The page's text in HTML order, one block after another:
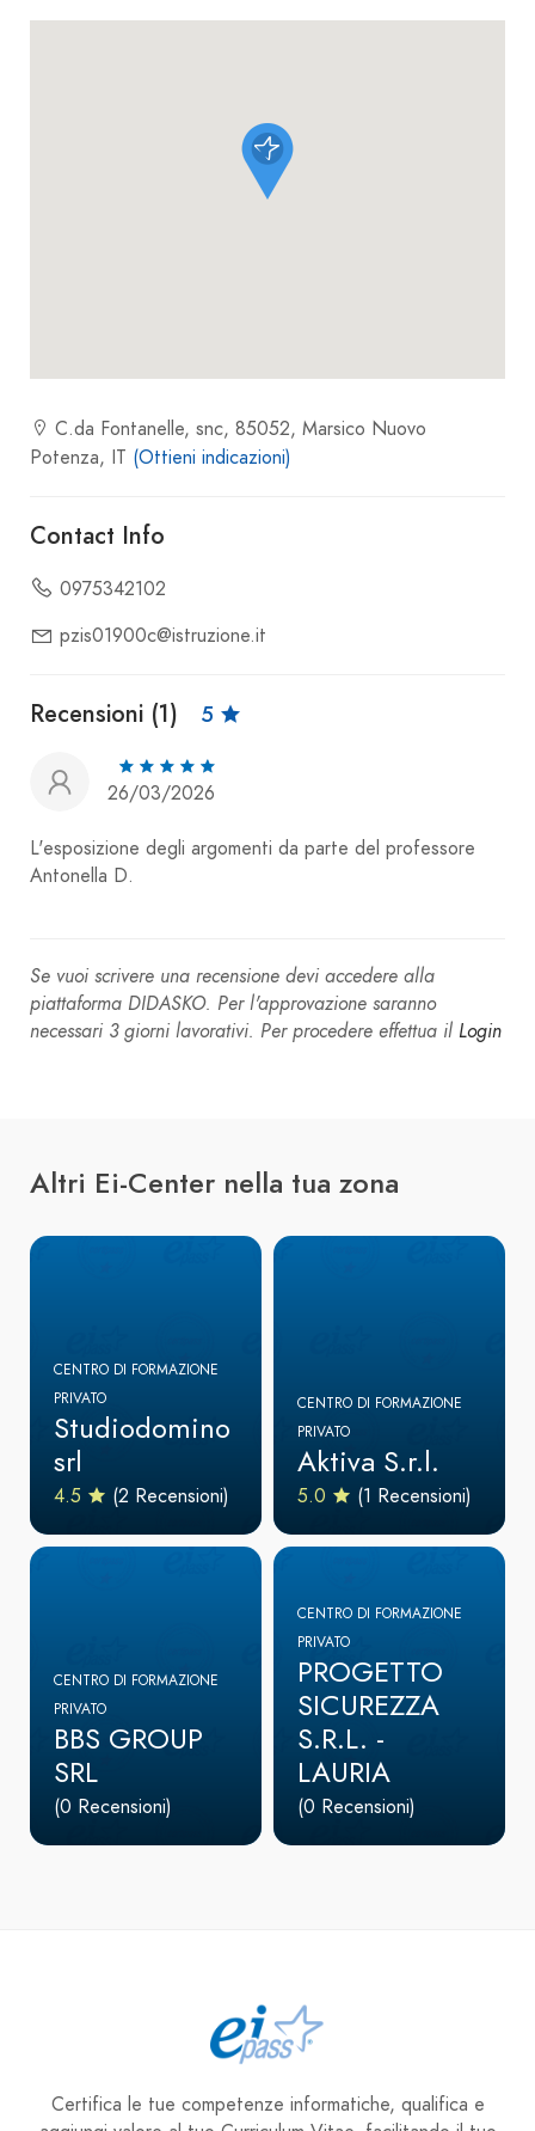
C.da Fontanelle, snc, 85052, Marsico Nuovo
Potenza, IT (Ottieni indicazioni)
Contact Info
0975342102
pzis01900c@istruzione.it
Recensioni (1) 5
26/03/2026
L'esposizione degli argomenti da parte del professore
Antonella D.
Se vuoi scrivere una recensione devi accedere alla
piattaforma DIDASKO. Per l'approvazione saranno
necessari 3 giorni lavorativi. Per procedere effettua il Login
Altri Ei-Center nella tua zona
CENTRO DI FORMAZIONE
PRIVATO
Studiodomino
srl
4.5 (2 Recensioni)
CENTRO DI FORMAZIONE
PRIVATO
Aktiva S.r.l.
5.0 (1 Recensioni)
CENTRO DI FORMAZIONE
PRIVATO
BBS GROUP
SRL
(0 Recensioni)
CENTRO DI FORMAZIONE
PRIVATO
PROGETTO
SICUREZZA
S.R.L. -
LAURIA
(0 Recensioni)
Certifica le tue competenze informatiche, qualifica e